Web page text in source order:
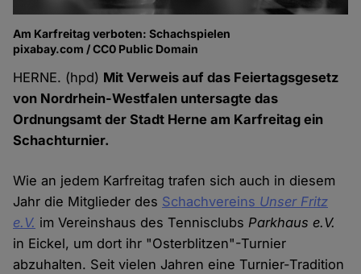
Am Karfreitag verboten: Schachspielen
pixabay.com / CC0 Public Domain
HERNE. (hpd) Mit Verweis auf das Feiertagsgesetz
von Nordrhein-Westfalen untersagte das
Ordnungsamt der Stadt Herne am Karfreitag ein
Schachturnier.
Wie an jedem Karfreitag trafen sich auch in diesem
Jahr die Mitglieder des Schachvereins Unser Fritz
e.V. im Vereinshaus des TennisclubsParkhaus e.V.
in Eickel, um dort ihr "Osterblitzen"-Turnier
abzuhalten. Seit vielen Jahren eine Turnier-Tradition